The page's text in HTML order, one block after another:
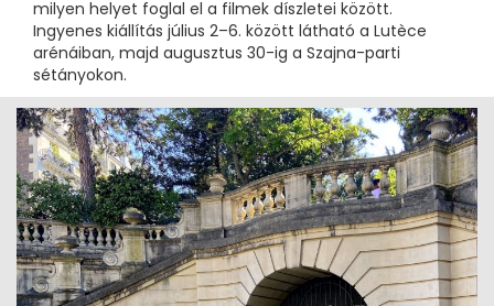
milyen helyet foglal el a filmek díszletei között.
Ingyenes kiállítás július 2–6. között látható a Lutèce
arénáiban, majd augusztus 30-ig a Szajna-parti
sétányokon.